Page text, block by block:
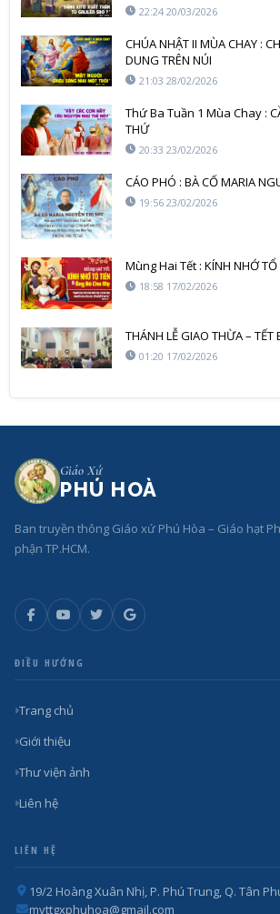
22:24 20/03/2026
CHÚA NHẬT II MÙA CHAY :
DUNG TRÊN NÚI
21:03 28/02/2026
Thứ Ba Tuần 1 Mùa Chay :
THỨ
20:33 23/02/2026
CÁO PHÓ : BÀ CỐ MARIA
19:56 23/02/2026
Mùng Hai Tết : KÍNH NHỚ TỔ
18:58 17/02/2026
THÁNH LỄ GIAO THỪA –
01:20 17/02/2026
Giáo Xứ
PHÚ HOÀ
Ban truyền thông Giáo xứ Phú Hòa – Giáo hạt
phận TP.HCM.
ĐIỀU HƯỚNG
Trang chủ
Giới thiệu
Thư viện ảnh
Liên hệ
LIÊN HỆ
19/2 Hoàng Xuân Nhị, P. Phú Trung, Q. Tân
mvttgxphuhoa@gmail.com